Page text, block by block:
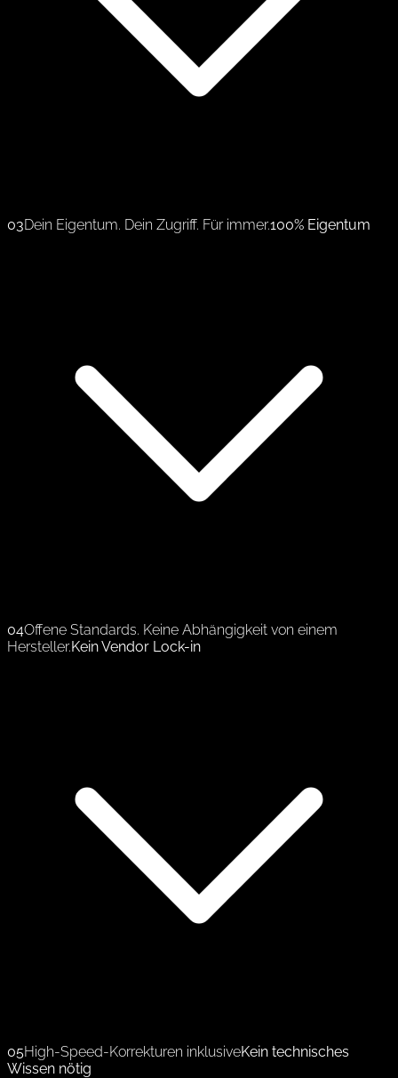
03Dein Eigentum. Dein Zugriff. Für immer.100% Eigentum
04Offene Standards. Keine Abhängigkeit von einem
Hersteller.Kein Vendor Lock-in
05High-Speed-Korrekturen inklusiveKein technisches
Wissen nötig